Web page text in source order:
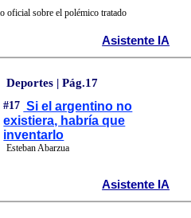
oficial sobre el polémico tratado
Asistente IA
Deportes | Pág.17
#17 Si el argentino no
existiera, habría que
inventarlo
Esteban Abarzua
Asistente IA